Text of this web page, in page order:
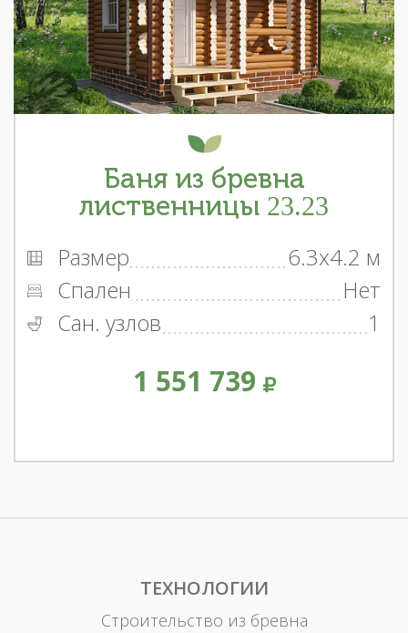
Баня из бревна
лиственницы 23.23
Размер
6.3x4.2 м
Спален
Нет
Сан. узлов
1
1 551 739
ТЕХНОЛОГИИ
Строительство из бревна